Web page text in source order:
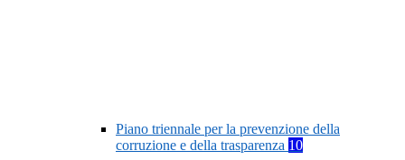
Piano triennale per la prevenzione della
corruzione e della trasparenza 10